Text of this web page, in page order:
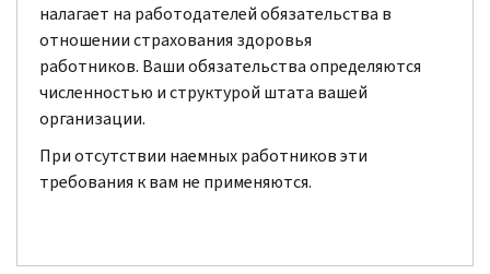
налагает на работодателей обязательства в
отношении страхования здоровья
работников. Ваши обязательства определяются
численностью и структурой штата вашей
организации.
При отсутствии наемных работников эти
требования к вам не применяются.